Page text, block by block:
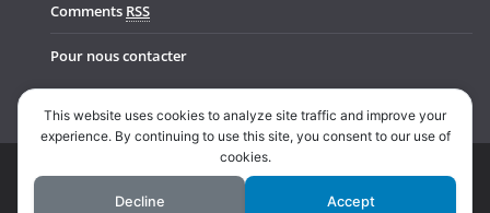
Comments RSS
Pour nous contacter
Copyright © 2026Music In Belgium. All rights reserved.
ColorMag Pro by ThemeGrill. Powered by
This website uses cookies to analyze site traffic and improve your
experience. By continuing to use this site, you consent to our use of
cookies.
Decline Accept